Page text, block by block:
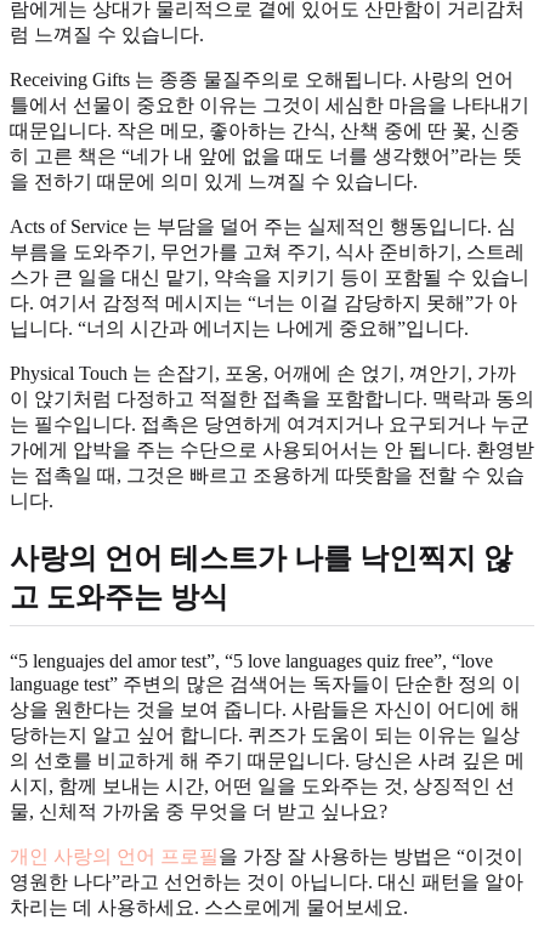
람에게는 상대가 물리적으로 곁에 있어도 산만함이 거리감처
럼 느껴질 수 있습니다.
Receiving Gifts 는 종종 물질주의로 오해됩니다. 사랑의 언어
틀에서 선물이 중요한 이유는 그것이 세심한 마음을 나타내기
때문입니다. 작은 메모, 좋아하는 간식, 산책 중에 딴 꽃, 신중
히 고른 책은 “네가 내 앞에 없을 때도 너를 생각했어”라는 뜻
을 전하기 때문에 의미 있게 느껴질 수 있습니다.
Acts of Service 는 부담을 덜어 주는 실제적인 행동입니다. 심
부름을 도와주기, 무언가를 고쳐 주기, 식사 준비하기, 스트레
스가 큰 일을 대신 맡기, 약속을 지키기 등이 포함될 수 있습니
다. 여기서 감정적 메시지는 “너는 이걸 감당하지 못해”가 아
닙니다. “너의 시간과 에너지는 나에게 중요해”입니다.
Physical Touch 는 손잡기, 포옹, 어깨에 손 얹기, 껴안기, 가까
이 앉기처럼 다정하고 적절한 접촉을 포함합니다. 맥락과 동의
는 필수입니다. 접촉은 당연하게 여겨지거나 요구되거나 누군
가에게 압박을 주는 수단으로 사용되어서는 안 됩니다. 환영받
는 접촉일 때, 그것은 빠르고 조용하게 따뜻함을 전할 수 있습
니다.
사랑의 언어 테스트가 나를 낙인찍지 않
고 도와주는 방식
“5 lenguajes del amor test”, “5 love languages quiz free”, “love
language test” 주변의 많은 검색어는 독자들이 단순한 정의 이
상을 원한다는 것을 보여 줍니다. 사람들은 자신이 어디에 해
당하는지 알고 싶어 합니다. 퀴즈가 도움이 되는 이유는 일상
의 선호를 비교하게 해 주기 때문입니다. 당신은 사려 깊은 메
시지, 함께 보내는 시간, 어떤 일을 도와주는 것, 상징적인 선
물, 신체적 가까움 중 무엇을 더 받고 싶나요?
개인 사랑의 언어 프로필을 가장 잘 사용하는 방법은 “이것이
영원한 나다”라고 선언하는 것이 아닙니다. 대신 패턴을 알아
차리는 데 사용하세요. 스스로에게 물어보세요.